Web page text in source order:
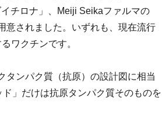
チロナ」、Meiji Seikaファルマの
意されました。いずれも、現在流行
ワクチンです。
タンパク質（抗原）の設計図に相当
」だけは抗原タンパク質そのものを